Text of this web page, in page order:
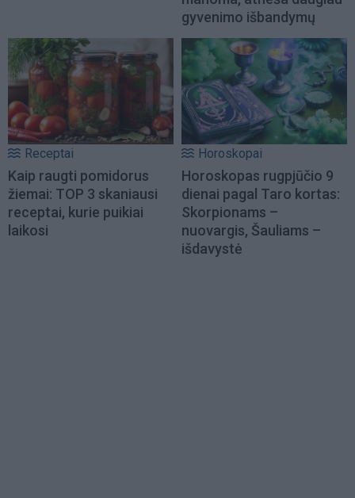
gyvenimo išbandymų
Receptai
Kaip raugti pomidorus
žiemai: TOP 3 skaniausi
receptai, kurie puikiai
laikosi
Horoskopai
Horoskopas rugpjūčio 9
dienai pagal Taro kortas:
Skorpionams –
nuovargis, Šauliams –
išdavystė